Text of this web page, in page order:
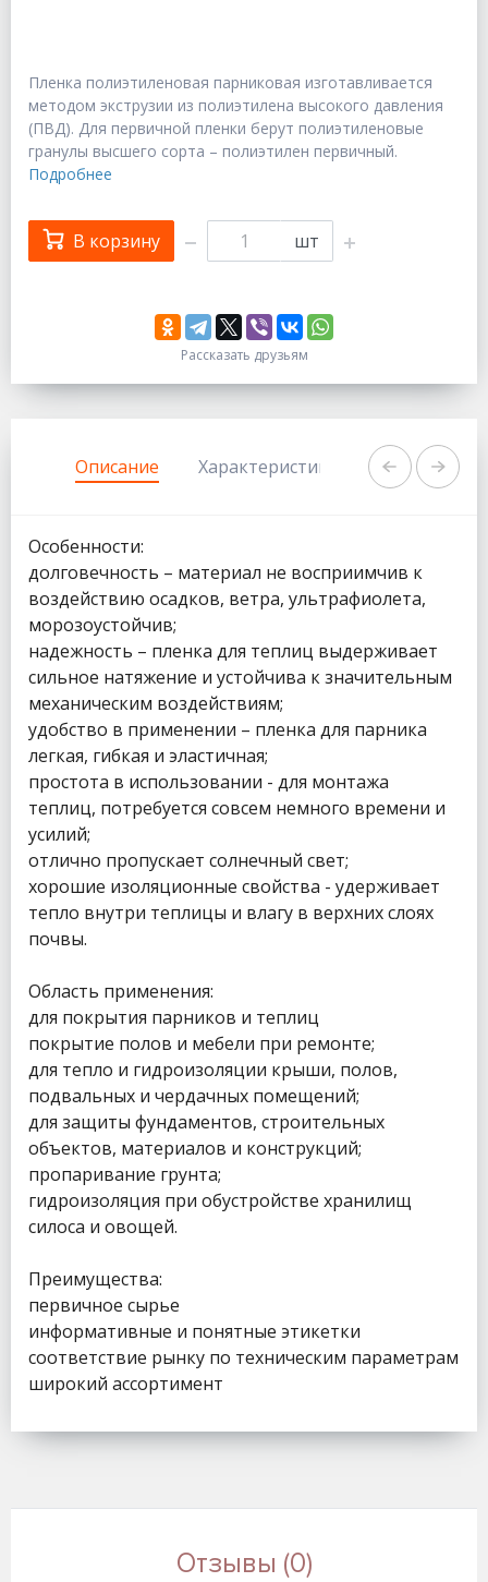
Пленка полиэтиленовая парниковая изготавливается
методом экструзии из полиэтилена высокого давления
(ПВД). Для первичной пленки берут полиэтиленовые
гранулы высшего сорта – полиэтилен первичный.
Подробнее
В корзину шт
Рассказать друзьям
Описание Характеристики Задать
Особенности:
долговечность – материал не восприимчив к
воздействию осадков, ветра, ультрафиолета,
морозоустойчив;
надежность – пленка для теплиц выдерживает
сильное натяжение и устойчива к значительным
механическим воздействиям;
удобство в применении – пленка для парника
легкая, гибкая и эластичная;
простота в использовании - для монтажа
теплиц, потребуется совсем немного времени и
усилий;
отлично пропускает солнечный свет;
хорошие изоляционные свойства - удерживает
тепло внутри теплицы и влагу в верхних слоях
почвы.
Область применения:
для покрытия парников и теплиц
покрытие полов и мебели при ремонте;
для тепло и гидроизоляции крыши, полов,
подвальных и чердачных помещений;
для защиты фундаментов, строительных
объектов, материалов и конструкций;
пропаривание грунта;
гидроизоляция при обустройстве хранилищ
силоса и овощей.
Преимущества:
первичное сырье
информативные и понятные этикетки
соответствие рынку по техническим параметрам
широкий ассортимент
Отзывы (0)